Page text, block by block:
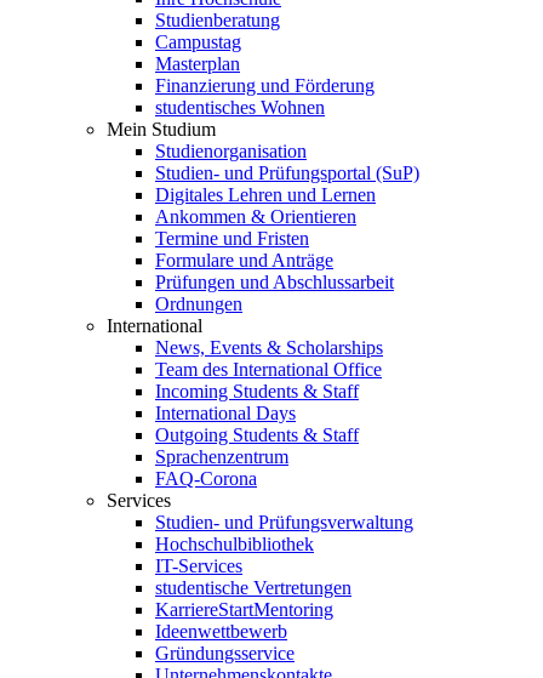
Studienberatung
Campustag
Masterplan
Finanzierung und Förderung
studentisches Wohnen
Mein Studium
Studienorganisation
Studien- und Prüfungsportal (SuP)
Digitales Lehren und Lernen
Ankommen & Orientieren
Termine und Fristen
Formulare und Anträge
Prüfungen und Abschlussarbeit
Ordnungen
International
News, Events & Scholarships
Team des International Office
Incoming Students & Staff
International Days
Outgoing Students & Staff
Sprachenzentrum
FAQ-Corona
Services
Studien- und Prüfungsverwaltung
Hochschulbibliothek
IT-Services
studentische Vertretungen
KarriereStartMentoring
Ideenwettbewerb
Gründungsservice